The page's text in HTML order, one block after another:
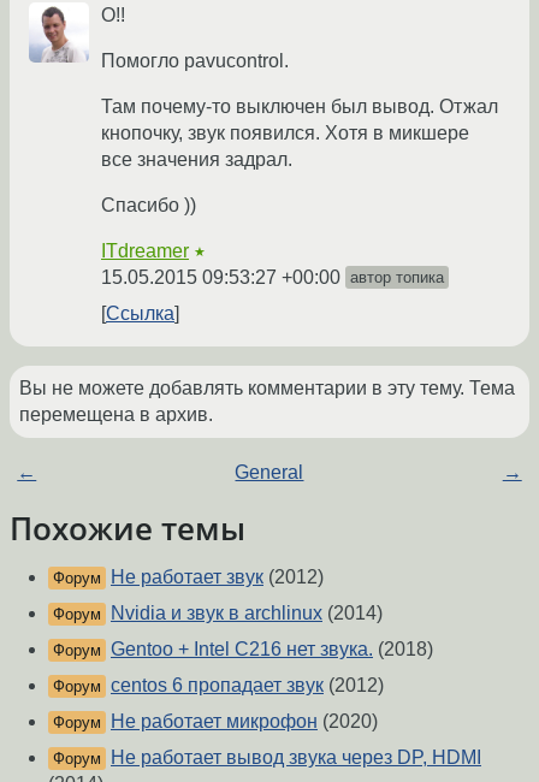
О!!
Помогло pavucontrol.
Там почему-то выключен был вывод. Отжал
кнопочку, звук появился. Хотя в микшере
все значения задрал.
Спасибо ))
ITdreamer ★
15.05.2015 09:53:27 +00:00 автор топика
Ссылка
Вы не можете добавлять комментарии в эту тему. Тема
перемещена в архив.
← General →
Похожие темы
Форум Не работает звук (2012)
Форум Nvidia и звук в archlinux (2014)
Форум Gentoo + Intel C216 нет звука. (2018)
Форум centos 6 пропадает звук (2012)
Форум Не работает микрофон (2020)
Форум
Не работает вывод звука через DP, HDMI